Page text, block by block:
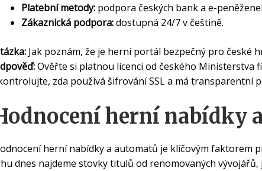
Platební metody:podpora českých bank a e-
Zákaznická podpora:dostupná 24/7 v češtině.
Jak poznám, že je herní portál bezpečný pro české
Ověřte si platnou licenci od českého Ministerstva
zda používá šifrování SSL a má transparentní
herní nabídky
herní nabídky a automatů je klíčovým faktorem
dnes najdeme stovky titulů od renomovaných